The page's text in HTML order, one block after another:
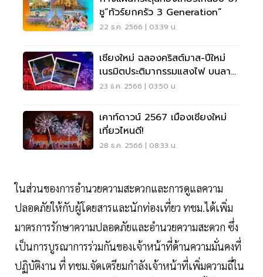
ชู“ทัวร์ยกครัว 3 Generation”
22 ธ.ค. 2566 | 03:39 น.
เชียงใหม่ ฉลองคริสต์มาส-ปีใหม่
เนรมิตประติมากรรมแสงไฟ บนลาน
ข่วงประตูท่าแพ
23 ธ.ค. 2566 | 03:50 น.
เคาท์ดาวน์ 2567 เมืองเชียงใหม่
เที่ยวไหนดี!
28 ธ.ค. 2566 | 08:33 น.
ในส่วนของการอำนวยความสะดวกและการดูแลความ
ปลอดภัยให้กับผู้โดยสารและนักท่องเที่ยว ทชม.ได้เพิ่ม
มาตรการรักษาความปลอดภัยและอำนวยความสะดวก ซึ่ง
เป็นการบูรณาการร่วมกันของเจ้าหน้าที่ด้านความมั่นคงที่
ปฏิบัติงาน ที่ ทชม.จัดเตรียมกำลังเจ้าหน้าที่เพิ่มความถี่ใน